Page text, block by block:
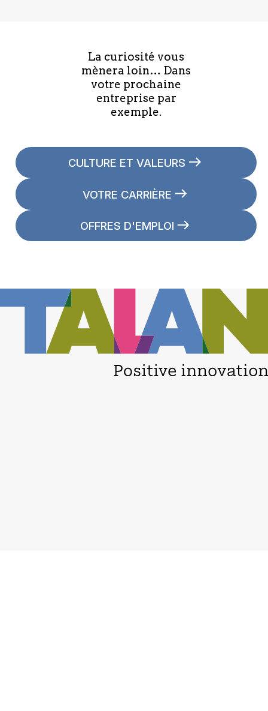
La curiosité vous
mènera loin… Dans
votre prochaine
entreprise par
exemple.
CULTURE ET VALEURS
VOTRE CARRIÈRE
OFFRES D'EMPLOI